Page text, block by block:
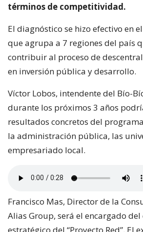
términos de competitividad.
El diagnóstico se hizo efectivo en el
que agrupa a 7 regiones del país
contribuir al proceso de
en inversión pública y desarrollo.
Víctor Lobos, intendente del Bío-
durante los próximos 3 años
resultados concretos del
la administración pública, las
empresariado local.
Francisco Mas, Director de la
Alias Group, será el encargado del
estratégico del “Proyecto Red”. El